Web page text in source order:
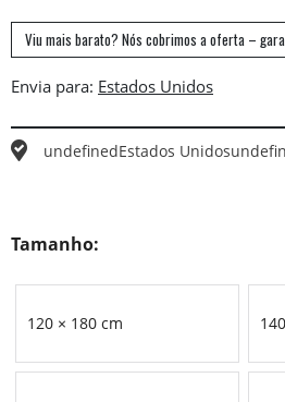
Viu mais barato? Nós cobrimos a oferta –
Envia para:
undefinedEstados Unidos
Tamanho:
120 × 180 cm